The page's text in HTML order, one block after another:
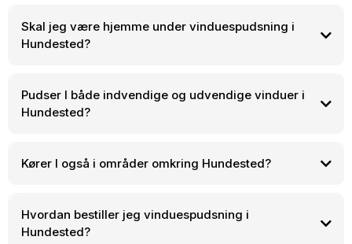
Skal jeg være hjemme under vinduespudsning i
Hundested?
Pudser I både indvendige og udvendige vinduer i
Hundested?
Kører I også i områder omkring Hundested?
Frederiksværk Ølsted Helsinge Hillerød Frederikssund
Jægerspris
Hornbæk Gilleleje
Hvordan bestiller jeg vinduespudsning i
Hundested?